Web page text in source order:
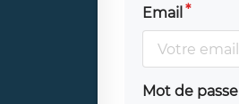
Email
Mot de passe